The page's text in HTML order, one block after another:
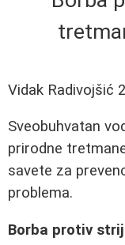
Vidak Radivojšić
Sveobuhvatan
prirodne
savete za
problema.
Borba protiv